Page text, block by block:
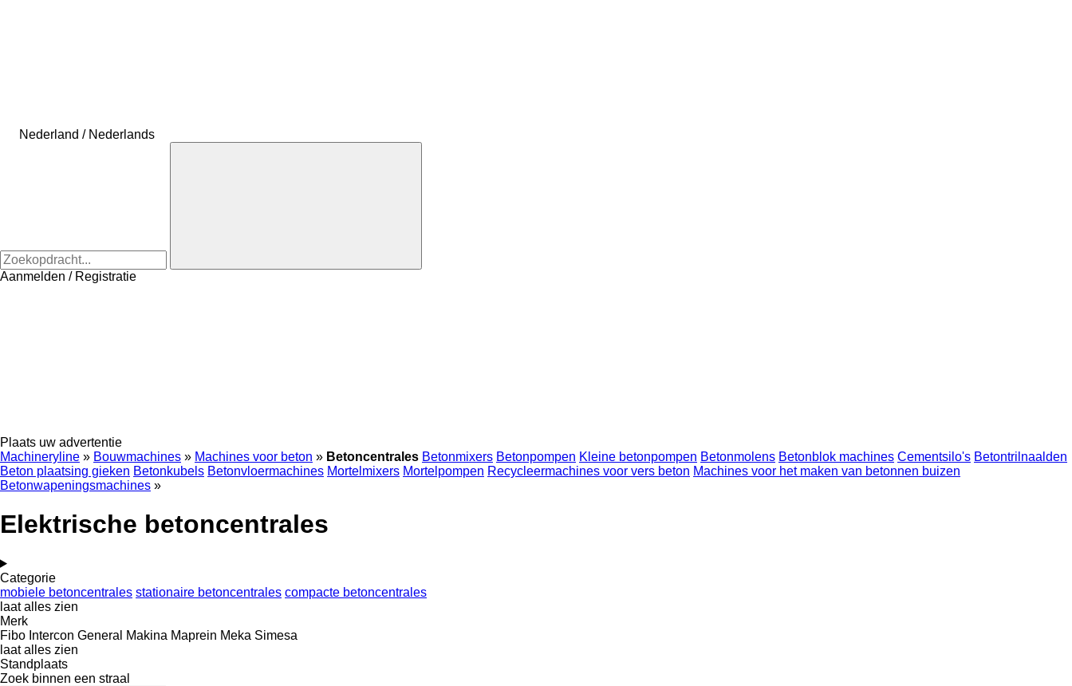
Nederland / Nederlands
Aanmelden / Registratie
Plaats uw advertentie
Machineryline » Bouwmachines » Machines voor beton » Betoncentrales Betonmixers Betonpompen Kleine betonpompen Betonmolens Betonblok machines Cementsilo's Betontrilnaalden
Beton plaatsing gieken Betonkubels Betonvloermachines Mortelmixers Mortelpompen Recycleermachines voor vers beton Machines voor het maken van betonnen buizen
Betonwapeningsmachines »
Elektrische betoncentrales
Categorie
mobiele betoncentrales stationaire betoncentrales compacte betoncentrales
laat alles zien
Merk
Fibo Intercon General Makina Maprein Meka Simesa
laat alles zien
Standplaats
Zoek binnen een straal